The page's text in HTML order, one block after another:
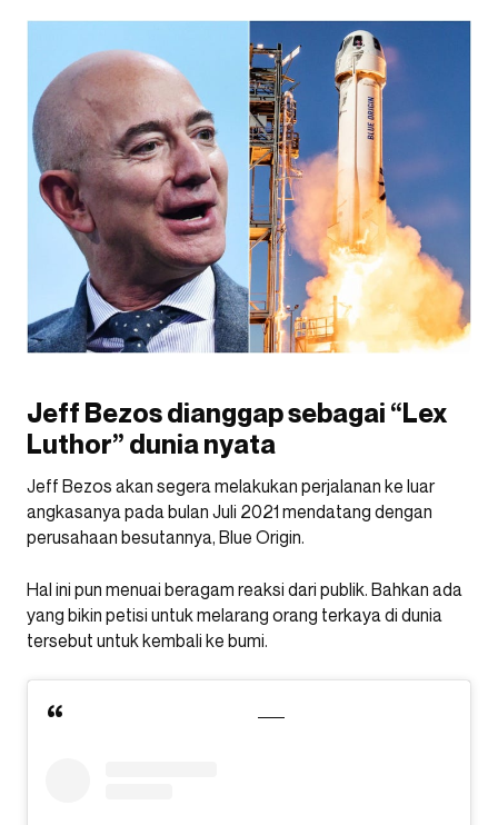
Jeff Bezos dianggap sebagai “Lex
Luthor” dunia nyata
Jeff Bezos akan segera melakukan perjalanan ke luar
angkasanya pada bulan Juli 2021 mendatang dengan
perusahaan besutannya, Blue Origin.
Hal ini pun menuai beragam reaksi dari publik. Bahkan ada
yang bikin petisi untuk melarang orang terkaya di dunia
tersebut untuk kembali ke bumi.